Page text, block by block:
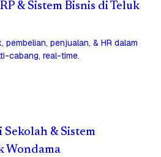
& Sistem Bisnis di Teluk
penjualan, & HR dalam
cabang, real-time.
Sekolah & Sistem
Wondama